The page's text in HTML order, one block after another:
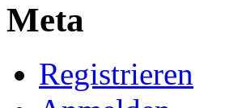
Meta
Registrieren